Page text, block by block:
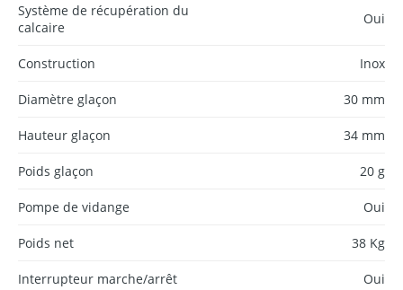
Système de récupération du
calcaire
Oui
Construction Inox
Diamètre glaçon 30 mm
Hauteur glaçon 34 mm
Poids glaçon 20 g
Pompe de vidange Oui
Poids net 38 Kg
Interrupteur marche/arrêt Oui